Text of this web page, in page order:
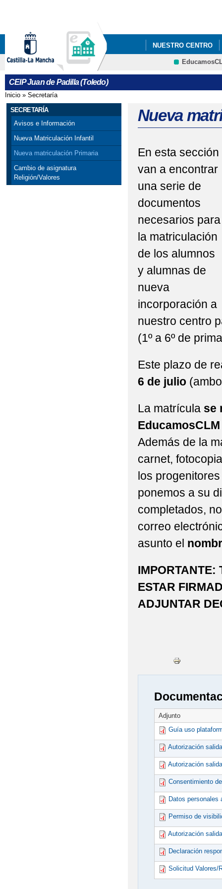
NUESTRO CENTRO
RADIO ONDA PADILLA
CEIP Juan de Padilla (Toledo)
Se encuentra usted aquí
Inicio » Secretaría
SECRETARÍA
Avisos e Información
Nueva Matriculación Infantil
Nueva matriculación Primaria
Cambio de asignatura
Religión/Valores
Nueva
En esta sección
van a encontrar
una serie de
documentos
necesarios para
la matriculación
de los alumnos
y alumnas de
nueva
incorporación a
nuestro centro
(1º a 6º de
Este plazo de
6 de julio
La matrícula se
Además de la
carnet,
los
ponemos a su
completados,
correo
asunto el
IMPORTANTE:
ESTAR
ADJUNTAR
Adjunto
Guía uso
Autorización
Autorización
Consentimiento
Datos personales
Permiso de
Autorización
Declaración
Solicitud Valores/